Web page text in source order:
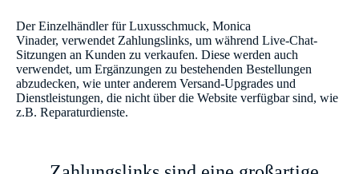
Der Einzelhändler für Luxusschmuck, Monica
Vinader, verwendet Zahlungslinks, um während Live-Chat-
Sitzungen an Kunden zu verkaufen. Diese werden auch
verwendet, um Ergänzungen zu bestehenden Bestellungen
abzudecken, wie unter anderem Versand-Upgrades und
Dienstleistungen, die nicht über die Website verfügbar sind, wie
z.B. Reparaturdienste.